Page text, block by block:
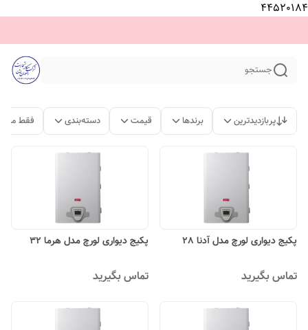
44520184
جستجو
پربازدیدترین برندها قیمت دسته‌بندی فقط
پکیج دیواری لورچ مدل آدنا 28
تماس بگیرید
پکیج دیواری لورچ مدل هرما 32
تماس بگیرید